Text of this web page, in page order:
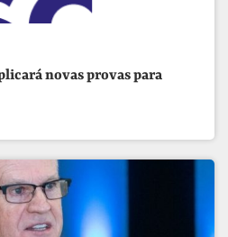
novas provas para